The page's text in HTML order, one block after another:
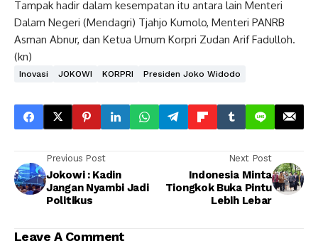
Tampak hadir dalam kesempatan itu antara lain Menteri
Dalam Negeri (Mendagri) Tjahjo Kumolo, Menteri PANRB
Asman Abnur, dan Ketua Umum Korpri Zudan Arif Fadulloh.
(kn)
Inovasi JOKOWI KORPRI Presiden Joko Widodo
Previous Post
Jokowi : Kadin
Jangan Nyambi Jadi
Politikus
Next Post
Indonesia Minta
Tiongkok Buka Pintu
Lebih Lebar
Leave A Comment